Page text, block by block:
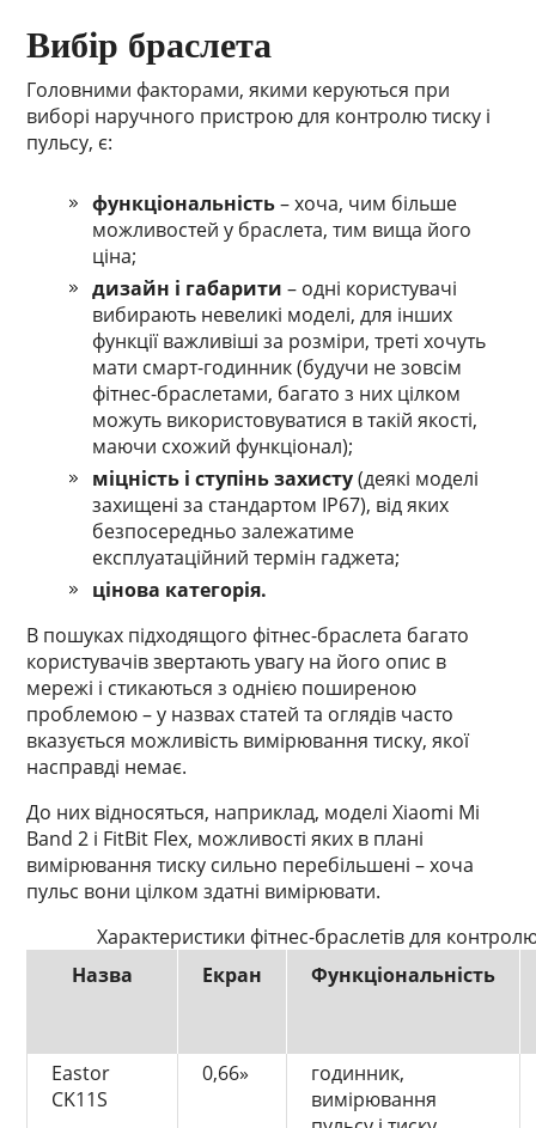
Вибір браслета
Головними факторами, якими керуються при
виборі наручного пристрою для контролю тиску і
пульсу, є:
функціональність– хоча, чим більше
можливостей у браслета, тим вища його
ціна;
дизайн і габарити – одні користувачі
вибирають невеликі моделі, для інших
функції важливіші за розміри, треті хочуть
мати смарт-годинник (будучи не зовсім
фітнес-браслетами, багато з них цілком
можуть використовуватися в такій якості,
маючи схожий функціонал);
міцність і ступінь захисту(деякі моделі
захищені за стандартом IP67), від яких
безпосередньо залежатиме
експлуатаційний термін гаджета;
цінова категорія.
В пошуках підходящого фітнес-браслета багато
користувачів звертають увагу на його опис в
мережі і стикаються з однією поширеною
проблемою – у назвах статей та оглядів часто
вказується можливість вимірювання тиску, якої
насправді немає.
До них відносяться, наприклад, моделі Xiaomi Mi
Band 2 і FitBit Flex, можливості яких в плані
вимірювання тиску сильно перебільшені – хоча
пульс вони цілком здатні вимірювати.
Характеристики фітнес-браслетів для
Назва
Екран Функціональність
Eastor
CK11S
0,66»
годинник,
вимірювання